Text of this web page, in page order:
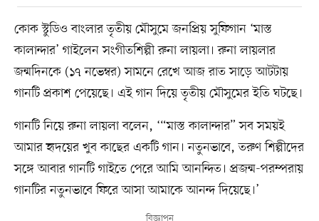
কোক স্টুডিও বাংলার তৃতীয় মৌসুমে জনপ্রিয় সুফিগান ‘মাস্ত
কালান্দার’ গাইলেন সংগীতশিল্পী রুনা লায়লা। রুনা লায়লার
জন্মদিনকে (১৭ নভেম্বর) সামনে রেখে আজ রাত সাড়ে আটটায়
গানটি প্রকাশ পেয়েছে। এই গান দিয়ে তৃতীয় মৌসুমের ইতি ঘটছে।
গানটি নিয়ে রুনা লায়লা বলেন, ‘“মাস্ত কালান্দার” সব সময়ই
আমার হৃদয়ের খুব কাছের একটি গান। নতুনভাবে, তরুণ শিল্পীদের
সঙ্গে আবার গানটি গাইতে পেরে আমি আনন্দিত। প্রজন্ম-পরম্পরায়
গানটির নতুনভাবে ফিরে আসা আমাকে আনন্দ দিয়েছে।’